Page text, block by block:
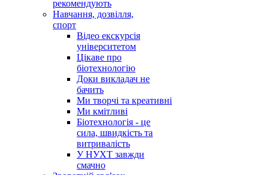
рекомендують
Навчання, дозвілля,
спорт
Відео екскурсія
університетом
Цікаве про
біотехнологію
Доки викладач не
бачить
Ми творчі та креативні
Ми кмітливі
Біотехнологія - це
сила, швидкість та
витривалість
У НУХТ завжди
смачно